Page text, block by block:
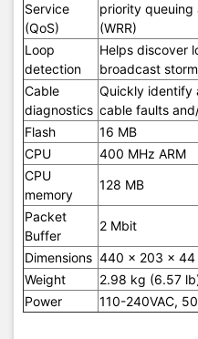
Service
(QoS)
priority queuing
(WRR)
Loop
detection
Helps discover
broadcast
Cable
diagnostics
Quickly identify
cable faults
Flash
16 MB
CPU
400 MHz ARM
CPU
memory
128 MB
Packet
Buffer
2 Mbit
Dimensions 440 x 203 x 44
Weight
2.98 kg (6.57
Power
110-240VAC,